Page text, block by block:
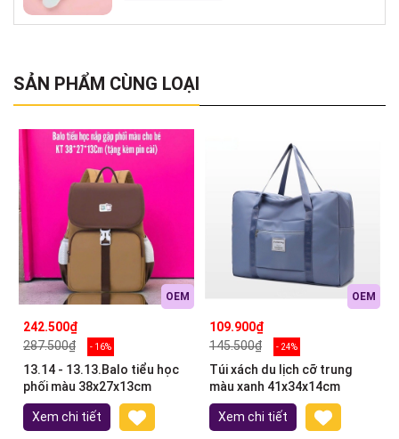
SẢN PHẨM CÙNG LOẠI
OEM
242.500₫
287.500₫
- 16%
13.14 - 13.13.Balo tiểu học
phối màu 38x27x13cm
Xem chi tiết
OEM
109.900₫
145.500₫
- 24%
Túi xách du lịch cỡ trung
màu xanh 41x34x14cm
Xem chi tiết